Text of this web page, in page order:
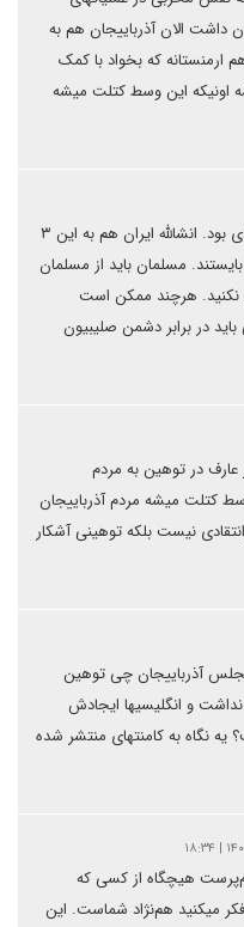
داشت الان آذرباییجان هم به
ارمنستانه که بخواد با کمک
اونیکه این وسط کتلت میشه
مقاله خیلی خوب و‌مفیدی بود. انشالله ایران هم به این ۳
مسلمان باید از مسلمان
هرچند ممکن است
در برابر دشمن صلیبیون
عارف در توهین به مردم
کتلت میشه مردم آذرباییجان
نیست بلکه توهینی آشکار
آذرباییجان چی توهین
و انگلیسیها ایجادش
نگاه به کامنتهای منتشر شده
هیچگاه از کسی که
میکنید هم‌نژاد شماست. این